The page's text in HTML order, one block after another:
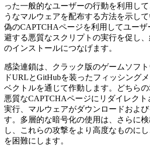
った一般的なユーザーの行動を利用して
うなマルウェアを配布する方法を示して
偽のCAPTCHAページを利用してユーザ
避する悪質なスクリプトの実行を促し
のインストールにつなげます。
感染連鎖は、クラック版のゲームソフ
ドURLとGitHubを装ったフィッシング
ベクトルを通じて作動します。どちら
悪質なCAPTCHAページにリダイレク
実行、マルウェアがダウンロードおよ
す。多層的な暗号化の使用は、さらに
し、これらの攻撃をより高度なものに
を困難にします。